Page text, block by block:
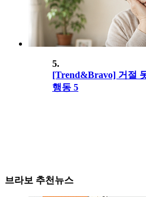
5.
[Trend&Bravo] 거절
행동 5
브라보 추천뉴스